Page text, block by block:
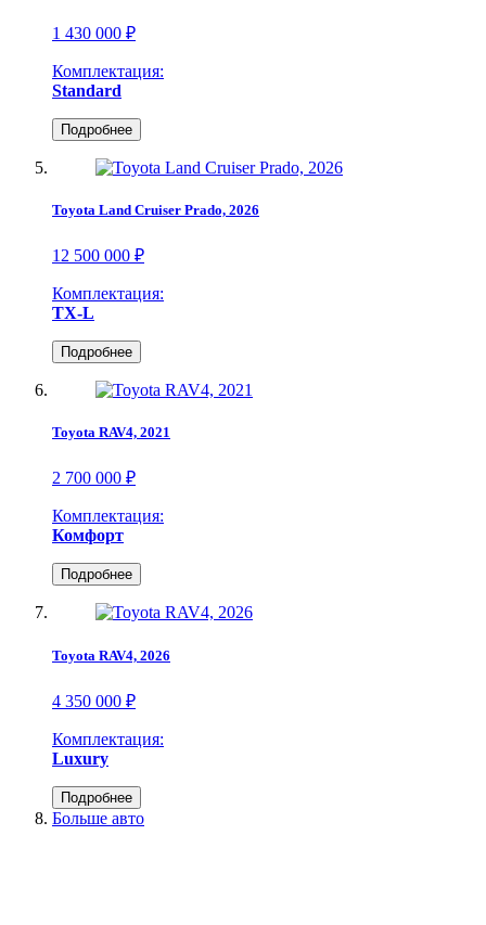
1 430 000 ₽
Комплектация:
Standard
Подробнее
Toyota Land Cruiser Prado, 2026
12 500 000 ₽
Комплектация:
TX-L
Подробнее
Toyota RAV4, 2021
2 700 000 ₽
Комплектация:
Комфорт
Подробнее
Toyota RAV4, 2026
4 350 000 ₽
Комплектация:
Luxury
Подробнее
Больше авто